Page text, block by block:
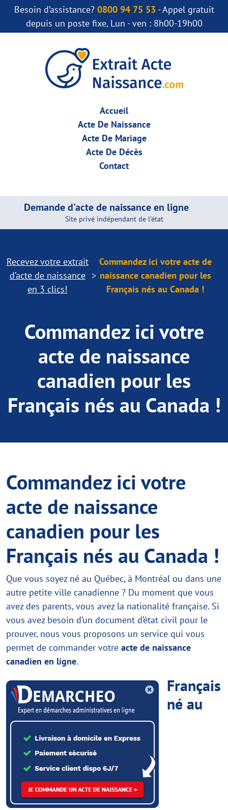
Besoin d’assistance? 0800 94 75 53 - Appel gratuit
depuis un poste fixe, Lun - ven : 8h00-19h00
Accueil
Acte De Naissance
Acte De Mariage
Acte De Décès
Contact
Demande d'acte de naissance en ligne
Site privé indépendant de l'état
Recevez votre extrait
d’acte de naissance
en 3 clics!
Commandez ici votre acte de
naissance canadien pour les
Français nés au Canada !
Commandez ici votre
acte de naissance
canadien pour les
Français nés au Canada !
Commandez ici votre
acte de naissance
canadien pour les
Français nés au Canada !
Que vous soyez né au Québec, à Montréal ou dans une
autre petite ville canadienne ? Du moment que vous
avez des parents, vous avez la nationalité française. Si
vous avez besoin d’un document d’état civil pour le
prouver, nous vous proposons un service qui vous
permet de commander votre acte de naissance
canadien en ligne.
Français
né au